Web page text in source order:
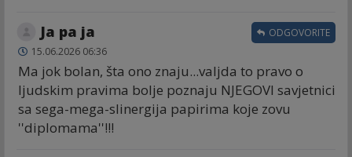
Ja pa ja
15.06.2026 06:36
Ma jok bolan, šta ono znaju...valjda to pravo o
ljudskim pravima bolje poznaju NJEGOVI savjetnici
sa sega-mega-slinergija papirima koje zovu
''diplomama''!!!
ODGOVORITE